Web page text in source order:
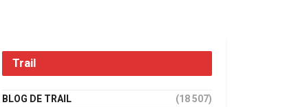
Trail
BLOG DE TRAIL (18 507)